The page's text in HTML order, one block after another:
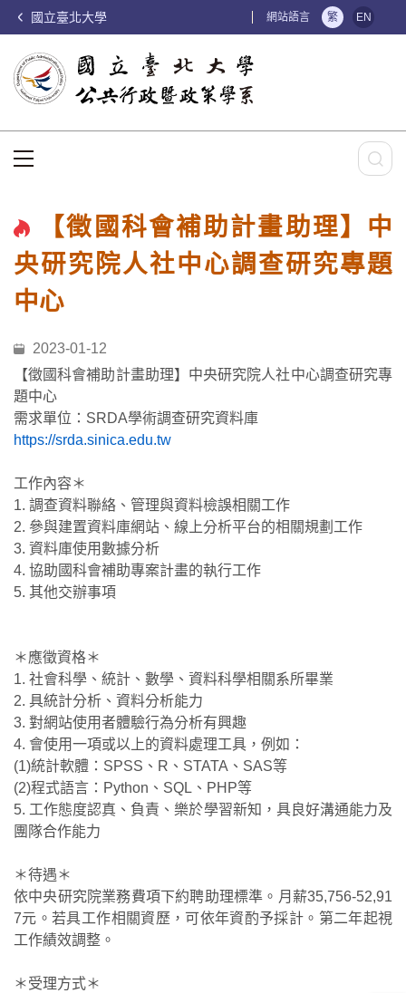
國立臺北大學 網站語言 繁 EN
【徵國科會補助計畫助理】中
央研究院人社中心調查研究專題
中心
2023-01-12
【徵國科會補助計畫助理】中央研究院人社中心調查研究專
題中心
需求單位：SRDA學術調查研究資料庫
https://srda.sinica.edu.tw
工作內容＊
1. 調查資料聯絡、管理與資料檢誤相關工作
2. 參與建置資料庫網站、線上分析平台的相關規劃工作
3. 資料庫使用數據分析
4. 協助國科會補助專案計畫的執行工作
5. 其他交辦事項
＊應徵資格＊
1. 社會科學、統計、數學、資料科學相關系所畢業
2. 具統計分析、資料分析能力
3. 對網站使用者體驗行為分析有興趣
4. 會使用一項或以上的資料處理工具，例如：
(1)統計軟體：SPSS、R、STATA、SAS等
(2)程式語言：Python、SQL、PHP等
5. 工作態度認真、負責、樂於學習新知，具良好溝通能力及
團隊合作能力
＊待遇＊
依中央研究院業務費項下約聘助理標準。月薪35,756-52,91
7元。若具工作相關資歷，可依年資酌予採計。第二年起視
工作績效調整。
＊受理方式＊